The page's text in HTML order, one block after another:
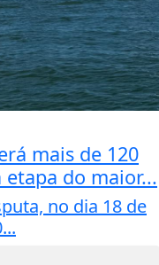
mais de 120
do maior...
no dia 18 de